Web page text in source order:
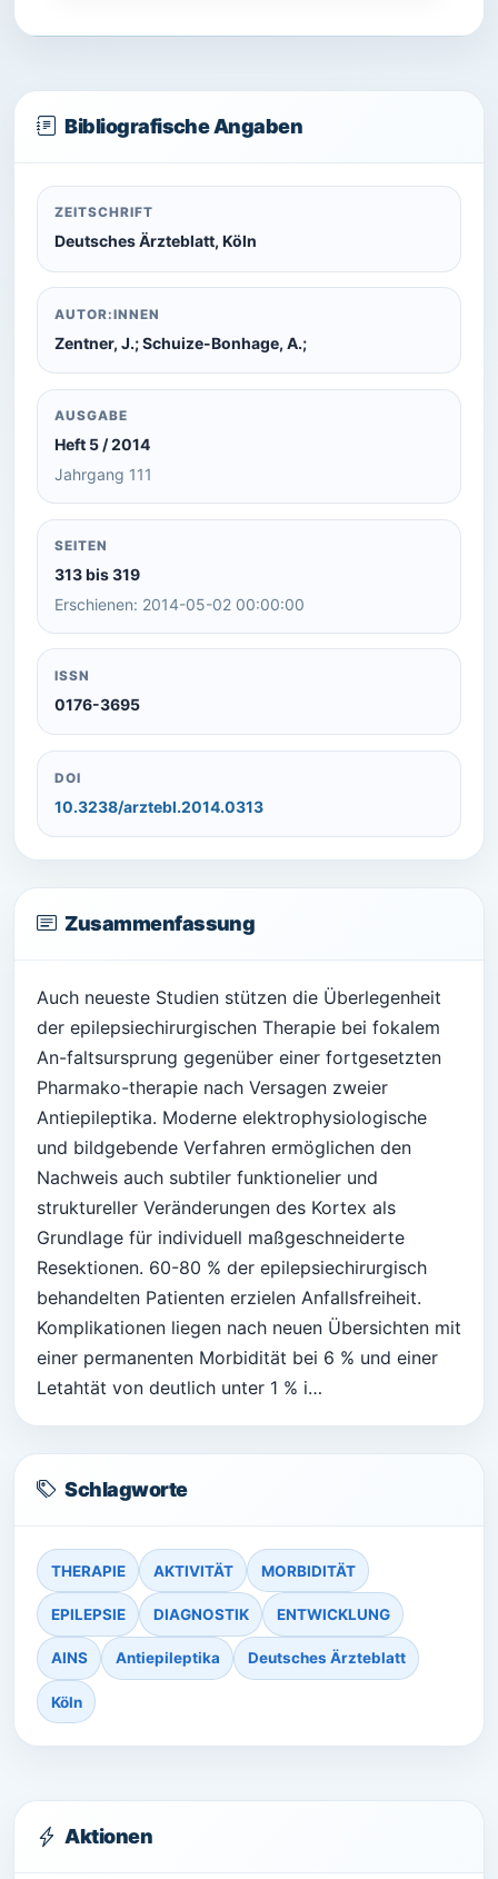
Bibliografische Angaben
ZEITSCHRIFT
Deutsches Ärzteblatt, Köln
AUTOR:INNEN
Zentner, J.; Schuize-Bonhage, A.;
AUSGABE
Heft 5 / 2014
Jahrgang 111
SEITEN
313 bis 319
Erschienen: 2014-05-02 00:00:00
ISSN
0176-3695
DOI
10.3238/arztebl.2014.0313
Zusammenfassung
Auch neueste Studien stützen die Überlegenheit
der epilepsiechirurgischen Therapie bei fokalem
An-faltsursprung gegenüber einer fortgesetzten
Pharmako-therapie nach Versagen zweier
Antiepileptika. Moderne elektrophysiologische
und bildgebende Verfahren ermöglichen den
Nachweis auch subtiler funktionelier und
struktureller Veränderungen des Kortex als
Grundlage für individuell maßgeschneiderte
Resektionen. 60-80 % der epilepsiechirurgisch
behandelten Patienten erzielen Anfallsfreiheit.
Komplikationen liegen nach neuen Übersichten mit
einer permanenten Morbidität bei 6 % und einer
Letahtät von deutlich unter 1 % i…
Schlagworte
THERAPIE AKTIVITÄT MORBIDITÄT
EPILEPSIE DIAGNOSTIK ENTWICKLUNG
AINS Antiepileptika Deutsches Ärzteblatt
Köln
Aktionen